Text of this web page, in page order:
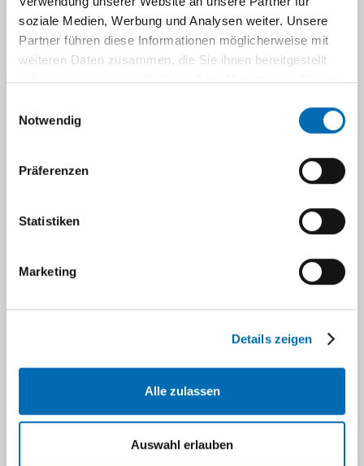
soziale Medien, Werbung und Analysen weiter. Unsere
Partner führen diese Informationen möglicherweise mit
weiteren Daten zusammen, die Sie ihnen bereitgestellt
haben oder die sie im Rahmen Ihrer Nutzung der Dienste
Notwendig
Präferenzen
Statistiken
Marketing
Details zeigen
Alle zulassen
Auswahl erlauben
2010
2005 und älter
Publikationen 2016